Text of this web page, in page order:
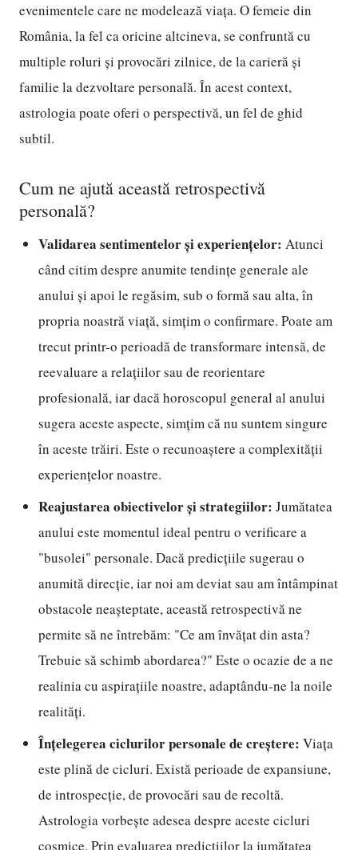
evenimentele care ne modelează viața. O femeie din
România, la fel ca oricine altcineva, se confruntă cu
multiple roluri și provocări zilnice, de la carieră și
familie la dezvoltare personală. În acest context,
astrologia poate oferi o perspectivă, un fel de ghid
subtil.
Cum ne ajută această retrospectivă
personală?
Validarea sentimentelor și experiențelor: Atunci
când citim despre anumite tendințe generale ale
anului și apoi le regăsim, sub o formă sau alta, în
propria noastră viață, simțim o confirmare. Poate am
trecut printr-o perioadă de transformare intensă, de
reevaluare a relațiilor sau de reorientare
profesională, iar dacă horoscopul general al anului
sugera aceste aspecte, simțim că nu suntem singure
în aceste trăiri. Este o recunoaștere a complexității
experiențelor noastre.
Reajustarea obiectivelor și strategiilor: Jumătatea
anului este momentul ideal pentru o verificare a
"busolei" personale. Dacă predicțiile sugerau o
anumită direcție, iar noi am deviat sau am întâmpinat
obstacole neașteptate, această retrospectivă ne
permite să ne întrebăm: "Ce am învățat din asta?
Trebuie să schimb abordarea?" Este o ocazie de a ne
realinia cu aspirațiile noastre, adaptându-ne la noile
realități.
Înțelegerea ciclurilor personale de creștere: Viața
este plină de cicluri. Există perioade de expansiune,
de introspecție, de provocări sau de recoltă.
Astrologia vorbește adesea despre aceste cicluri
cosmice. Prin evaluarea predicțiilor la jumătatea